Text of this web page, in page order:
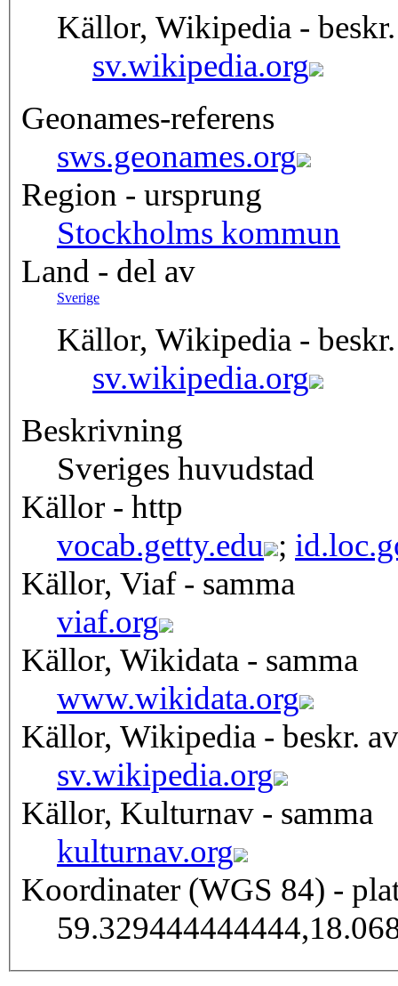
Källor, Wikipedia -
sv.wikipedia.org
Geonames-referens
sws.geonames.org
Region - ursprung
Stockholms kommun
Land - del av
Sverige
Källor, Wikipedia -
sv.wikipedia.org
Beskrivning
Sveriges huvudstad
Källor - http
vocab.getty.edu ;
Källor, Viaf - samma
viaf.org
Källor, Wikidata - samma
www.wikidata.org
Källor, Wikipedia - beskr. av
sv.wikipedia.org
Källor, Kulturnav - samma
kulturnav.org
Koordinater (WGS 84) -